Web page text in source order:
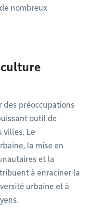
nombreux
des préoccupations
outil de
villes. Le
la mise en
et la
à enraciner la
urbaine et à